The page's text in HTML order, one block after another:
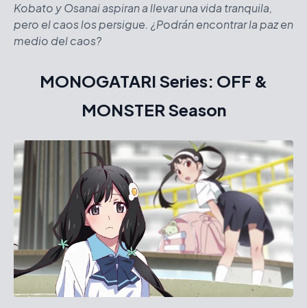
Kobato y Osanai aspiran a llevar una vida tranquila,
pero el caos los persigue. ¿Podrán encontrar la paz en
medio del caos?
MONOGATARI Series: OFF &
MONSTER Season